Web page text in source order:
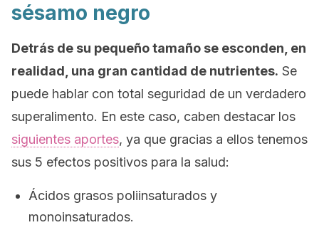
sésamo negro
Detrás de su pequeño tamaño se esconden, en
realidad, una gran cantidad de nutrientes. Se
puede hablar con total seguridad de un verdadero
superalimento. En este caso, caben destacar los
siguientes aportes, ya que gracias a ellos tenemos
sus 5 efectos positivos para la salud:
Ácidos grasos poliinsaturados y
monoinsaturados.